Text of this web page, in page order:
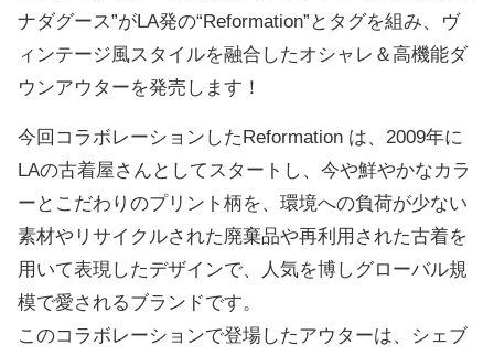
ナダグース”がLA発の“Reformation”とタグを組み、ヴ
ィンテージ風スタイルを融合したオシャレ＆高機能ダ
ウンアウターを発売します！
今回コラボレーションしたReformation は、2009年に
LAの古着屋さんとしてスタートし、今や鮮やかなカラ
ーとこだわりのプリント柄を、環境への負荷が少ない
素材やリサイクルされた廃棄品や再利用された古着を
用いて表現したデザインで、人気を博しグローバル規
模で愛されるブランドです。
このコラボレーションで登場したアウターは、シェブ